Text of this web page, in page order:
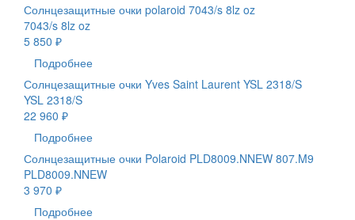
Солнцезащитные очки polaroid 7043/s 8lz oz
7043/s 8lz oz
5 850 ₽
Подробнее
Солнцезащитные очки Yves Saint Laurent YSL 2318/S
YSL 2318/S
22 960 ₽
Подробнее
Солнцезащитные очки Polaroid PLD8009.NNEW 807.M9
PLD8009.NNEW
3 970 ₽
Подробнее